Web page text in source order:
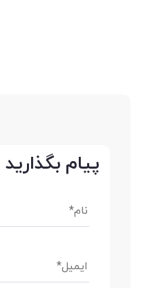
پیام بگذارید